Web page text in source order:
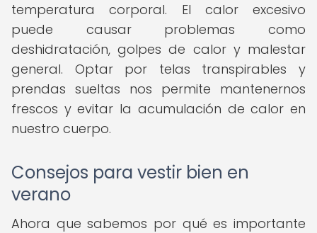
temperatura corporal. El calor excesivo
puede causar problemas como
deshidratación, golpes de calor y malestar
general. Optar por telas transpirables y
prendas sueltas nos permite mantenernos
frescos y evitar la acumulación de calor en
nuestro cuerpo.
Consejos para vestir bien en
verano
Ahora que sabemos por qué es importante